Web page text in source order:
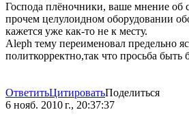
Господа плёночники, ваше мнение об
прочем целулоидном оборудовании
кажется уже как-то не к месту.
Aleph тему переименовал предельно
политкорректно,так что просьба быть
ОтветитьЦитироватьПоделиться
6 нояб. 2010 г., 20:37:37